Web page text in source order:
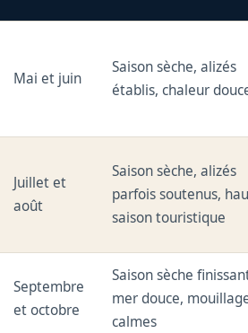
Mai et juin
Saison sèche, alizés
établis, chaleur
Juillet et
août
Saison sèche, alizés
parfois soutenus,
saison touristique
Septembre
et octobre
Saison sèche
mer douce,
calmes